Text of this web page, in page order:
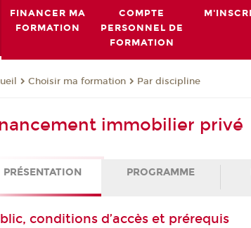
FINANCER MA
FORMATION
COMPTE
PERSONNEL DE
FORMATION
Choisir ma formation Par discipline
immobilier privé
PRÉSENTATION PROGRAMME
conditions d’accès et prérequis